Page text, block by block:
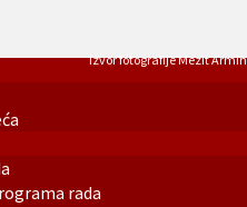
rada
Izvor fotografije Mezit Armin